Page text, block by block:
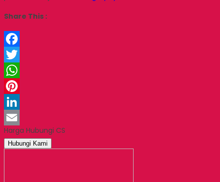
Share This :
Facebook
Twitter
WhatsApp
Pinterest
LinkedIn
Email
Harga Hubungi CS
Hubungi Kami